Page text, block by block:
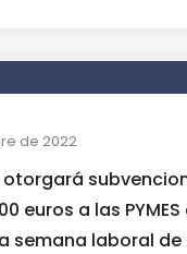
de 2022
otorgará
euros a las
semana laboral